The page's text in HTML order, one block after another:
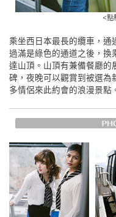
<點
乘坐西日本最長的纜車，
過滿是綠色的通道之後，換
達山頂。山頂有兼備餐廳的
碑，夜晚可以觀賞到被選為
多情侶來此約會的浪漫景點